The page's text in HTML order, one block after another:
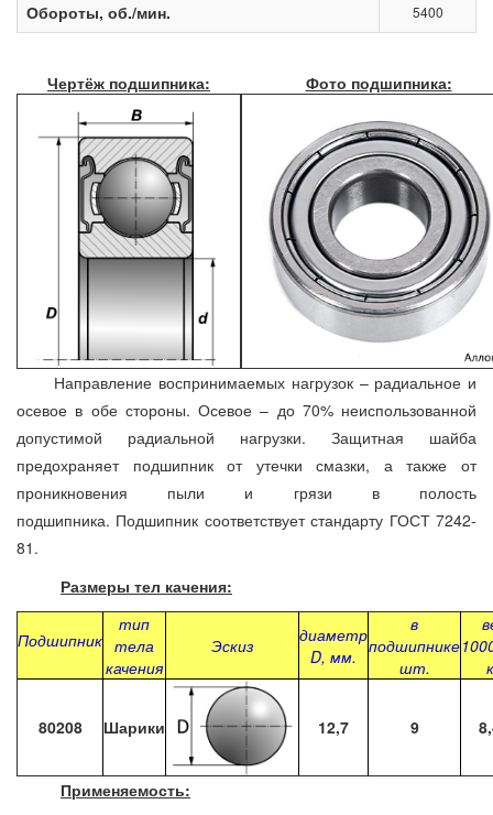
Обороты, об./мин. 5400
Чертёж подшипника: Фото подшипника:
Направление воспринимаемых нагрузок – радиальное и
осевое в обе стороны. Осевое – до 70% неиспользованной
допустимой радиальной нагрузки. Защитная шайба
предохраняет подшипник от утечки смазки, а также от
проникновения пыли и грязи в полость
подшипника. Подшипник соответствует стандарту ГОСТ 7242-
81.
Размеры тел качения:
Подшипник
тип
тела
качения
Эскиз
диаметр
D, мм.
в
подшипнике
шт.
80208 Шарики 12,7 9
Применяемость: